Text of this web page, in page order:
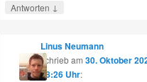
Antworten ↓
Linus Neumann
schriebam 30. Oktober
08:26 Uhr: